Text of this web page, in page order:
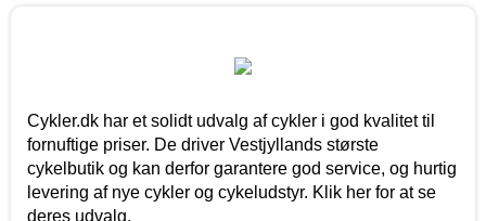
Cykler.dk har et solidt udvalg af cykler i god kvalitet til
fornuftige priser. De driver Vestjyllands største
cykelbutik og kan derfor garantere god service, og hurtig
levering af nye cykler og cykeludstyr. Klik her for at se
deres udvalg.